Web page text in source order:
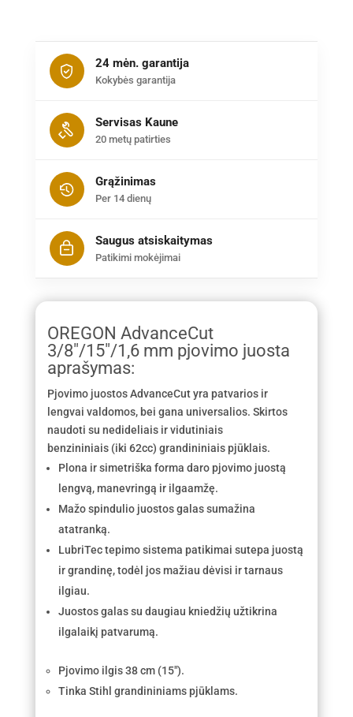
24 mėn. garantija
Kokybės garantija
Servisas Kaune
20 metų patirties
Grąžinimas
Per 14 dienų
Saugus atsiskaitymas
Patikimi mokėjimai
OREGON AdvanceCut
3/8″/15″/1,6 mm pjovimo juosta
aprašymas:
Pjovimo juostos AdvanceCut yra patvarios ir
lengvai valdomos, bei gana universalios. Skirtos
naudoti su nedideliais ir vidutiniais
benzininiais (iki 62cc) grandininiais pjūklais.
Plona ir simetriška forma daro pjovimo juostą
lengvą, manevringą ir ilgaamžę.
Mažo spindulio juostos galas sumažina
atatranką.
LubriTec tepimo sistema patikimai sutepa juostą
ir grandinę, todėl jos mažiau dėvisi ir tarnaus
ilgiau.
Juostos galas su daugiau kniedžių užtikrina
ilgalaikį patvarumą.
Pjovimo ilgis 38 cm (15″).
Tinka Stihl grandininiams pjūklams.